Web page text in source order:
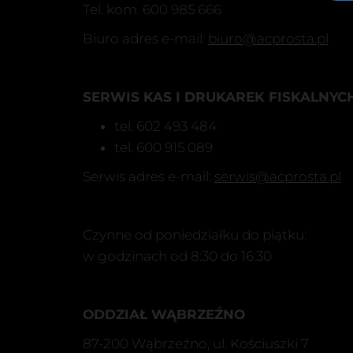
Tel. kom. 600 985 666
Biuro adres e-mail: biuro@acprosta.pl
SERWIS KAS I DRUKAREK
tel. 602 493 484
tel. 600 915 089
Serwis adres e-mail: serwis@acprosta.pl
Czynne od poniedziałku do piątku:
w godzinach od 8:30 do 16:30
ODDZIAŁ WĄBRZEŹNO
87-200 Wąbrzeźno, ul. Kościuszki 7